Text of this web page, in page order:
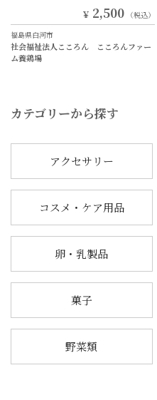
￥ 2,500 （税込）
福島県白河市
社会福祉法人こころん こころんファー
ム養鶏場
カテゴリーから探す
アクセサリー
コスメ・ケア用品
卵・乳製品
菓子
野菜類